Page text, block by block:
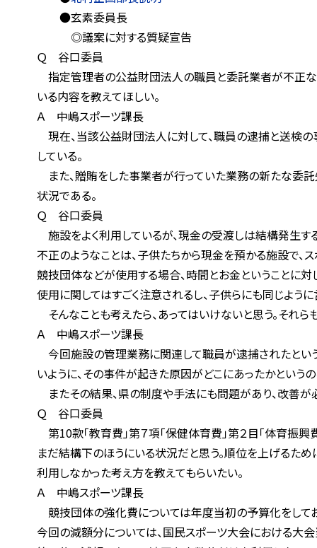
●玄素委員長
◎議案に対する質疑宣告
Ｑ 谷口委員
指定管理者の公益財団法人の職員と委託業者が不正な金
いる内容を教えてほしい。
Ａ 中嶋スポーツ課長
現在、当該公益財団法人に対して、職員の逮捕と送検の
している。
また、贈賄をした事業者が行っていた業務の新たな委託
状況である。
Ｑ 谷口委員
施設をよく利用しているが、現金の受渡しは結構発生する
不正のようなことは、子供たちから現金を預かる施設で、ス
競技団体などが使用する場合、時間とお金ということに対
使用に関してはすごく注意されるし、子供らにも同じように
そんなことも考えたら、あってはいけないと思う。それらも
Ａ 中嶋スポーツ課長
今回施設の管理業務に関連して職員が逮捕されたという
いように、その事件が起きた原因がどこにあったかというの
またその結果、県の制度や手法にも問題があり、改善が
Ｑ 谷口委員
第10款「教育費」第７項「保健体育費」第２目「体育振興
まだ結構下のほうにいる状況だと思う。順位を上げるため
利用しなかった考え方を教えてもらいたい。
Ａ 中嶋スポーツ課長
競技団体の強化費については年度当初の予算化をしてお
今回の減額分については、国民スポーツ大会における大会